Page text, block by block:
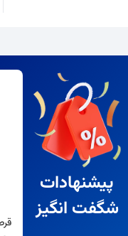
پیشنهادات
شگفت انگیز